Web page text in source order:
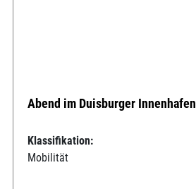
Abend im Duisburger Innenhafen
Klassifikation:
Mobilität